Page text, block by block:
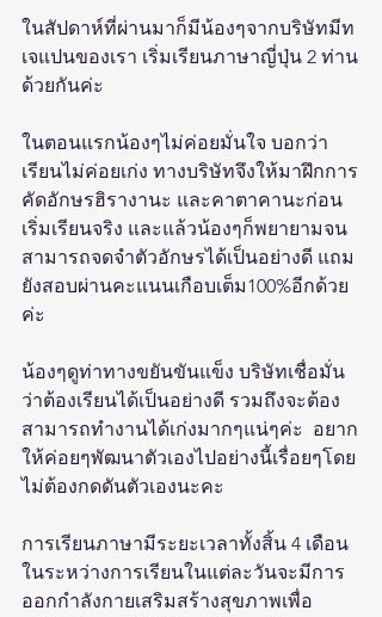
ในสัปดาห์ที่ผ่านมาก็มีน้องๆจากบริษัทมีท
เจแปนของเรา เริ่มเรียนภาษาญี่ปุ่น 2 ท่าน
ด้วยกันค่ะ
ในตอนแรกน้องๆไม่ค่อยมั่นใจ บอกว่า
เรียนไม่ค่อยเก่ง ทางบริษัท​จึงให้มาฝึกการ
คัดอักษรฮิรางานะ และคาตาคานะก่อน
เริ่มเรียนจริง และแล้วน้องๆก็พยายามจน
สามารถจดจำตัวอักษรได้เป็นอย่างดี แถม
ยังสอบผ่านคะแนนเกือบเต็ม100%อีกด้วย
ค่ะ
น้องๆดูท่าทางขยันขันแข็ง​ บริษัท​เชื่อมั่น
ว่าต้องเรียนได้เป็นอย่างดี รวมถึงจะต้อง
สามารถทำงานได้เก่งมากๆแน่ๆค่ะ  อยาก
ให้ค่อยๆพัฒนาตัวเองไปอย่างนี้เรื่อยๆโดย
ไม่ต้องกดดันตัวเองนะคะ
การเรียนภาษามีระยะเวลาทั้งสิ้น 4 เดือน
ในระหว่างการเรียนในแต่ละวันจะมีการ
ออกกำลังกายเสริมสร้างสุขภาพเพื่อ